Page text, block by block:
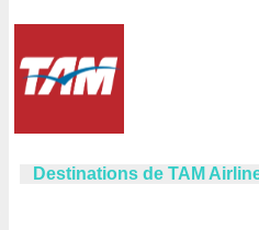
Destinations de TAM